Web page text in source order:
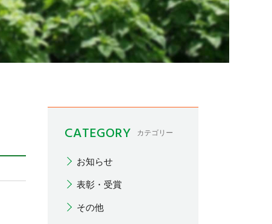
CATEGORY カテゴリー
お知らせ
表彰・受賞
その他